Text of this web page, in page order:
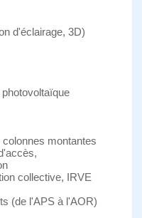
d'éclairage, 3D)
montantes
collective, IRVE
(de l'APS à l'AOR)